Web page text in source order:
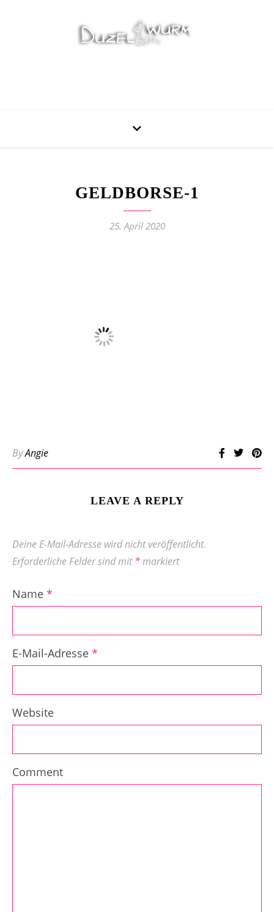
GELDBORSE-1
25. April 2020
ByAngie
LEAVE A REPLY
Deine E-Mail-Adresse wird nicht veröffentlicht.
Erforderliche Felder sind mit*markiert
Name *
E-Mail-Adresse *
Website
Comment